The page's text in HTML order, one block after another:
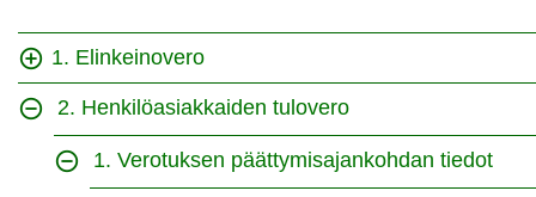
1. Elinkeinovero
2. Henkilöasiakkaiden tulovero
1. Verotuksen päättymisajankohdan tiedot